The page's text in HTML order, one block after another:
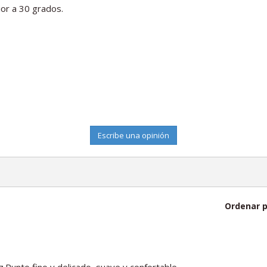
a 30 grados.
Escribe una opinión
Ordenar